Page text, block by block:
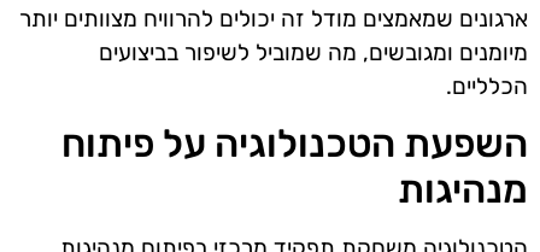
ארגונים שמאמצים מודל זה יכולים להרוויח מצוותים יותר
מיומנים ומגובשים, מה שמוביל לשיפור בביצועים
הכלליים.
השפעת הטכנולוגיה על פיתוח
מנהיגות